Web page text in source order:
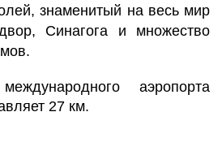
знаменитый на весь мир
Синагога и множество
аэропорта
27 км.